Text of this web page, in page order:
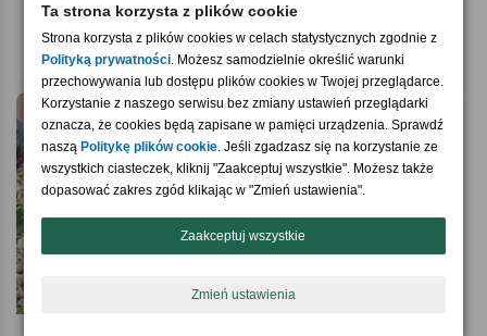
4.9 / 5(10)
Kubek śruba
59,90 zł
5.0 / 5
Elegancka filiżanka NA PREZENT
139,90 zł
Ta strona korzysta z plików cookie
Strona korzysta z plików cookies w celach statystycznych zgodnie z
Polityką prywatności. Możesz samodzielnie określić warunki
przechowywania lub dostępu plików cookies w Twojej przeglądarce.
Korzystanie z naszego serwisu bez zmiany ustawień przeglądarki
oznacza, że cookies będą zapisane w pamięci urządzenia. Sprawdź
naszą Politykę plików cookie. Jeśli zgadzasz się na korzystanie ze
wszystkich ciasteczek, kliknij "Zaakceptuj wszystkie". Możesz także
dopasować zakres zgód klikając w "Zmień ustawienia".
Zaakceptuj wszystkie
Zmień ustawienia